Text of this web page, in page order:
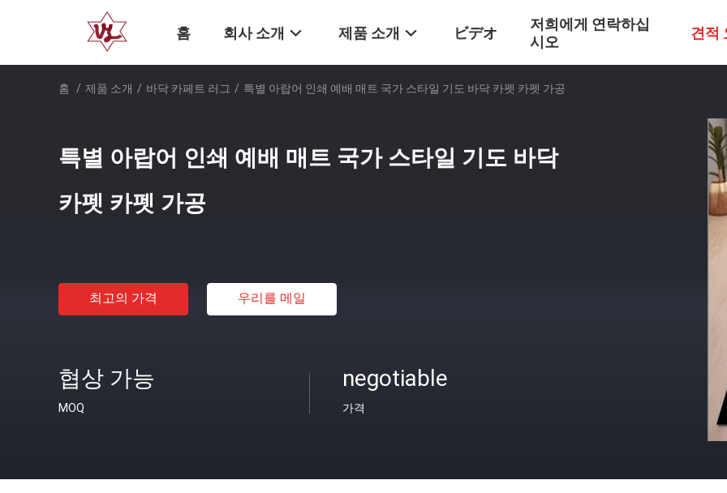
홈 회사 소개 제품 소개 ビデオ
저희에게 연락하십
시오
견적
홈 / 제품 소개 / 바닥 카페트 러그 / 특별 아랍어 인쇄 예배 매트 국가 스타일 기도 바닥 카펫 카펫 가공
특별 아랍어 인쇄 예배 매트 국가 스타일 기도 바닥
카펫 카펫 가공
최고의 가격 우리를 메일
협상 가능
MOQ
negotiable
가격